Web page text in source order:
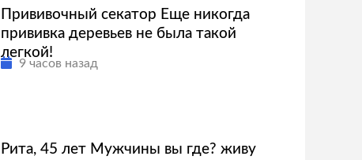
Прививочный секатор Еще никогда
прививка деревьев не была такой
легкой!
9 часов назад
Рита, 45 лет Мужчины вы где? живу